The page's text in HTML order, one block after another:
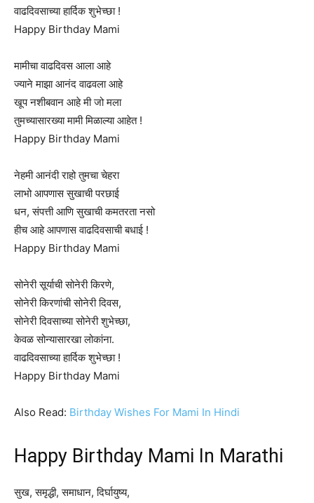
वाढदिवसाच्या हार्दिक शुभेच्छा !
Happy Birthday Mami
मामीचा वाढदिवस आला आहे
ज्याने माझा आनंद वाढवला आहे
खूप नशीबवान आहे मी जो मला
तुमच्यासारख्या मामी मिळाल्या आहेत !
Happy Birthday Mami
नेहमी आनंदी राहो तुमचा चेहरा
लाभो आपणास सुखाची परछाई
धन, संपत्ती आणि सुखाची कमतरता नसो
हीच आहे आपणास वाढदिवसाची बधाई !
Happy Birthday Mami
सोनेरी सूर्याची सोनेरी किरणे,
सोनेरी किरणांची सोनेरी दिवस,
सोनेरी दिवसाच्या सोनेरी शुभेच्छा,
केवळ सोन्यासारखा लोकांना.
वाढदिवसाच्या हार्दिक शुभेच्छा !
Happy Birthday Mami
Also Read: Birthday Wishes For Mami In Hindi
Happy Birthday Mami In Marathi
सुख, समृद्धी, समाधान, दिर्घायुष्य,